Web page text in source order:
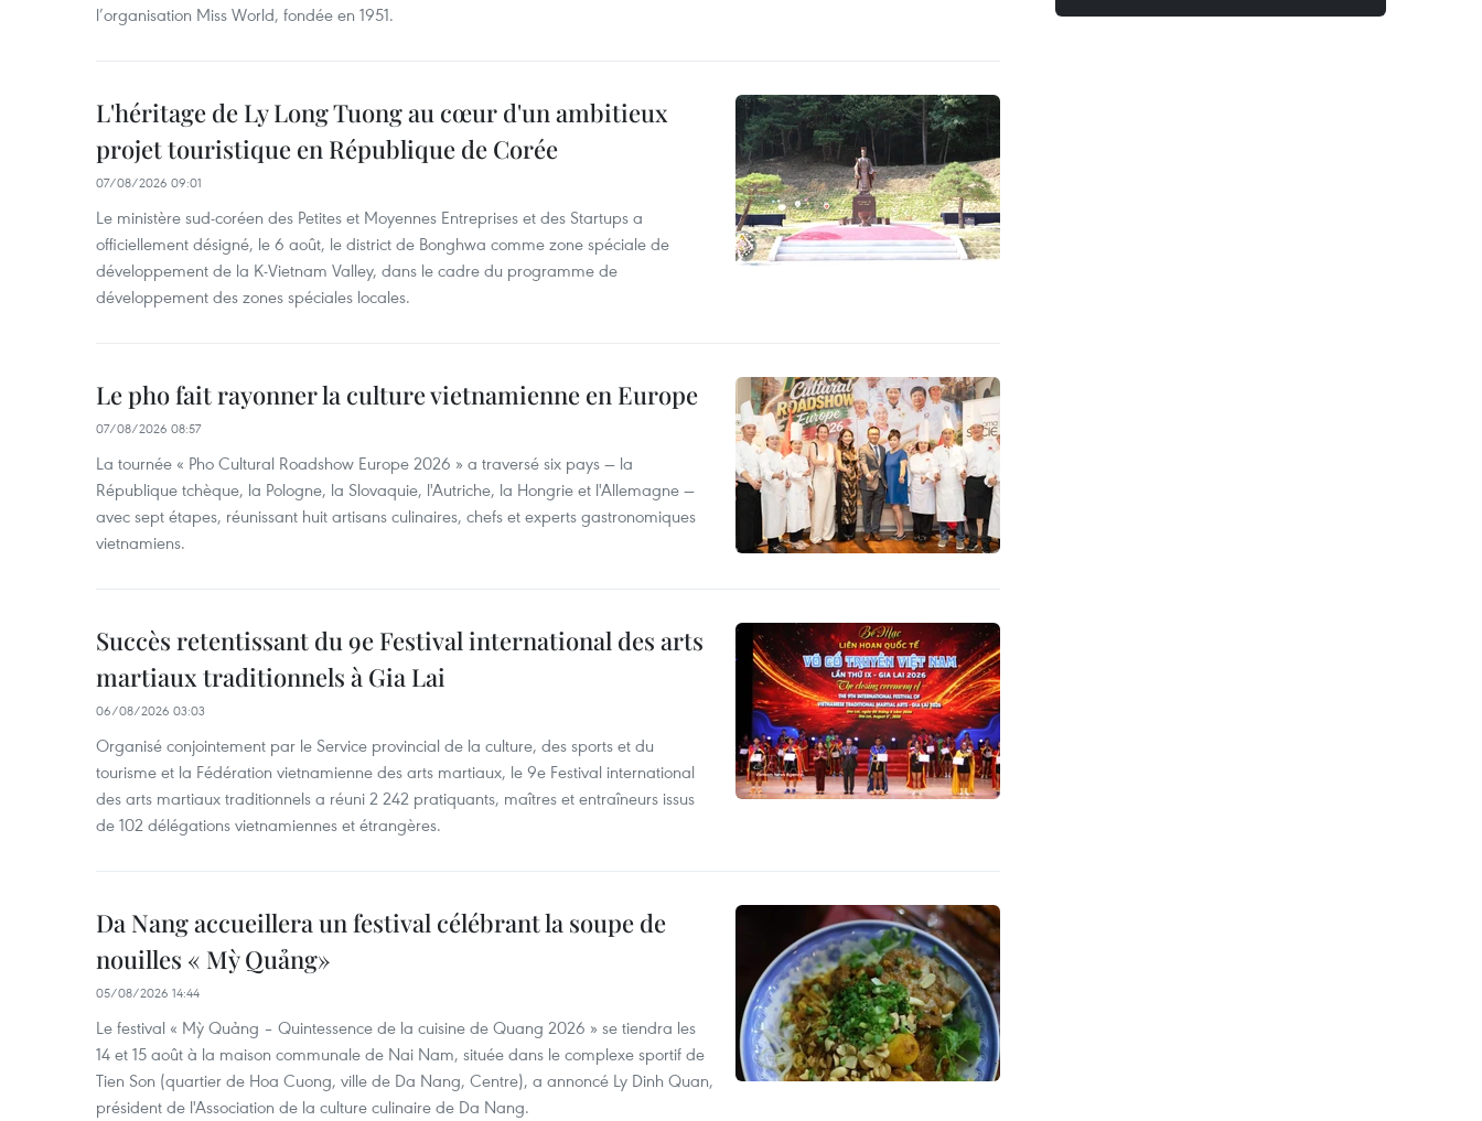
l’organisation Miss World, fondée en 1951.
L'héritage de Ly Long Tuong au cœur d'un ambitieux
projet touristique en République de Corée
07/08/2026 09:01
Le ministère sud-coréen des Petites et Moyennes Entreprises et des Startups a
officiellement désigné, le 6 août, le district de Bonghwa comme zone spéciale de
développement de la K-Vietnam Valley, dans le cadre du programme de
développement des zones spéciales locales.
Le pho fait rayonner la culture vietnamienne en Europe
07/08/2026 08:57
La tournée « Pho Cultural Roadshow Europe 2026 » a traversé six pays — la
République tchèque, la Pologne, la Slovaquie, l'Autriche, la Hongrie et l'Allemagne —
avec sept étapes, réunissant huit artisans culinaires, chefs et experts gastronomiques
vietnamiens.
Succès retentissant du 9e Festival international des arts
martiaux traditionnels à Gia Lai
06/08/2026 03:03
Organisé conjointement par le Service provincial de la culture, des sports et du
tourisme et la Fédération vietnamienne des arts martiaux, le 9e Festival international
des arts martiaux traditionnels a réuni 2 242 pratiquants, maîtres et entraîneurs issus
de 102 délégations vietnamiennes et étrangères.
Da Nang accueillera un festival célébrant la soupe de
nouilles « Mỳ Quảng»
05/08/2026 14:44
Le festival « Mỳ Quảng – Quintessence de la cuisine de Quang 2026 » se tiendra les
14 et 15 août à la maison communale de Nai Nam, située dans le complexe sportif de
Tien Son (quartier de Hoa Cuong, ville de Da Nang, Centre), a annoncé Ly Dinh Quan,
président de l'Association de la culture culinaire de Da Nang.